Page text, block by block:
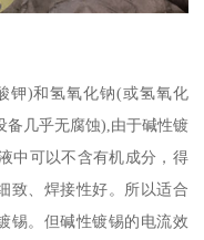
钾)和氢氧化钠(或氢氧化
备几乎无腐蚀),由于碱性镀
中可以不含有机成分，得
致、焊接性好。所以适合
锡。但碱性镀锡的电流效